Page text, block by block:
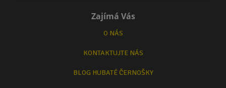
Zajímá Vás
O NÁS
KONTAKTUJTE NÁS
BLOG HUBATÉ ČERNOŠKY